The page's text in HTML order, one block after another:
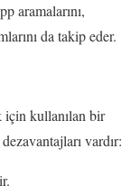
aramalarını,
da takip eder.
için kullanılan bir
vardır: